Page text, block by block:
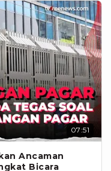
07:51
Ancaman
Bicara